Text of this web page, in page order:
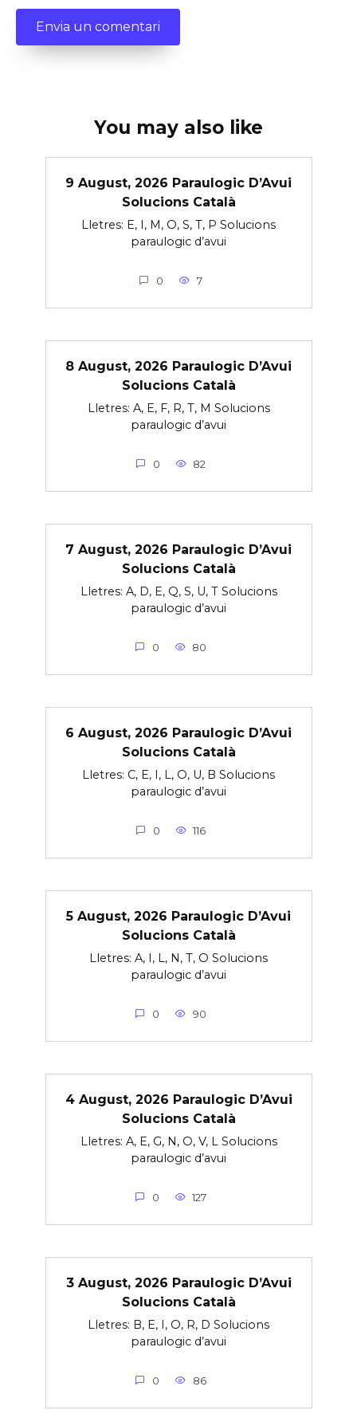
You may also like
9 August, 2026 Paraulogic D’Avui
Solucions Català
Lletres: E, I, M, O, S, T, P Solucions
paraulogic d’avui
0 7
8 August, 2026 Paraulogic D’Avui
Solucions Català
Lletres: A, E, F, R, T, M Solucions
paraulogic d’avui
0 82
7 August, 2026 Paraulogic D’Avui
Solucions Català
Lletres: A, D, E, Q, S, U, T Solucions
paraulogic d’avui
0 80
6 August, 2026 Paraulogic D’Avui
Solucions Català
Lletres: C, E, I, L, O, U, B Solucions
paraulogic d’avui
0 116
5 August, 2026 Paraulogic D’Avui
Solucions Català
Lletres: A, I, L, N, T, O Solucions
paraulogic d’avui
0 90
4 August, 2026 Paraulogic D’Avui
Solucions Català
Lletres: A, E, G, N, O, V, L Solucions
paraulogic d’avui
0 127
3 August, 2026 Paraulogic D’Avui
Solucions Català
Lletres: B, E, I, O, R, D Solucions
paraulogic d’avui
0 86